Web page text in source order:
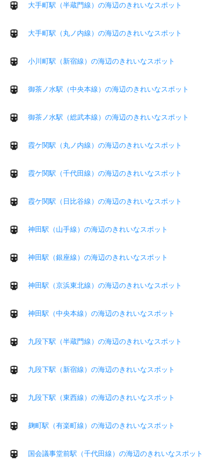
大手町駅（半蔵門線）の海辺のきれいなスポット
大手町駅（丸ノ内線）の海辺のきれいなスポット
小川町駅（新宿線）の海辺のきれいなスポット
御茶ノ水駅（中央本線）の海辺のきれいなスポット
御茶ノ水駅（総武本線）の海辺のきれいなスポット
霞ケ関駅（丸ノ内線）の海辺のきれいなスポット
霞ケ関駅（千代田線）の海辺のきれいなスポット
霞ケ関駅（日比谷線）の海辺のきれいなスポット
神田駅（山手線）の海辺のきれいなスポット
神田駅（銀座線）の海辺のきれいなスポット
神田駅（京浜東北線）の海辺のきれいなスポット
神田駅（中央本線）の海辺のきれいなスポット
九段下駅（半蔵門線）の海辺のきれいなスポット
九段下駅（新宿線）の海辺のきれいなスポット
九段下駅（東西線）の海辺のきれいなスポット
麹町駅（有楽町線）の海辺のきれいなスポット
国会議事堂前駅（千代田線）の海辺のきれいなスポット